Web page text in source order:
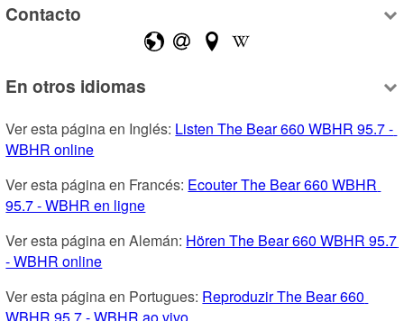
Contacto
En otros idiomas
Ver esta página en Inglés: Listen The Bear 660 WBHR 95.7 -
WBHR online
Ver esta página en Francés: Ecouter The Bear 660 WBHR
95.7 - WBHR en ligne
Ver esta página en Alemán: Hören The Bear 660 WBHR 95.7
- WBHR online
Ver esta página en Portugues: Reproduzir The Bear 660
WBHR 95.7 - WBHR ao vivo